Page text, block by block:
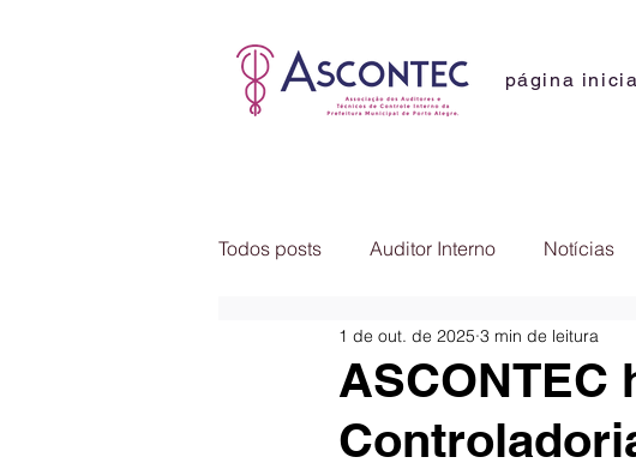
página
Todos posts Auditor Interno Notícias
Comunicados Notícias
ASCONTEC
1 de out. de 2025 3 min de leitura